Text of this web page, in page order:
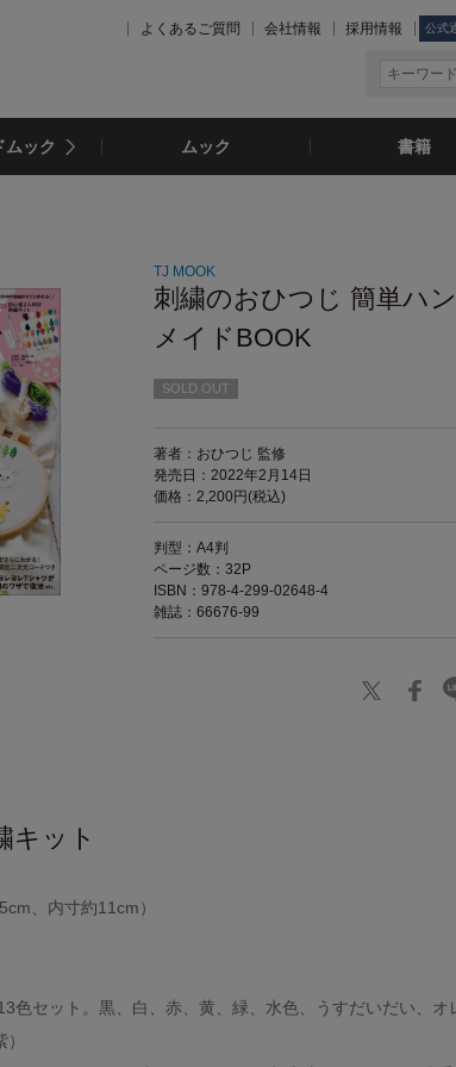
よくあるご質問 会社情報 採用情報 公式
ムック ムック 書籍
TJ MOOK
刺繍のおひつじ 簡単ハ
メイドBOOK
SOLD OUT
著者：おひつじ 監修
発売日：2022年2月14日
価格：2,200円(税込)
判型：A4判
ページ数：32P
ISBN：978-4-299-02648-4
雑誌：66676-99
キット
、内寸約11cm）
色セット。黒、白、赤、黄、緑、水色、うすだいだい、オ